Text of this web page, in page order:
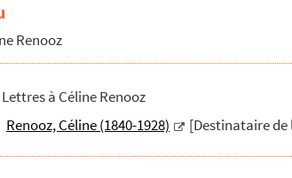
Renooz
Lettres à Céline Renooz
Renooz, Céline (1840-1928) [Destinataire